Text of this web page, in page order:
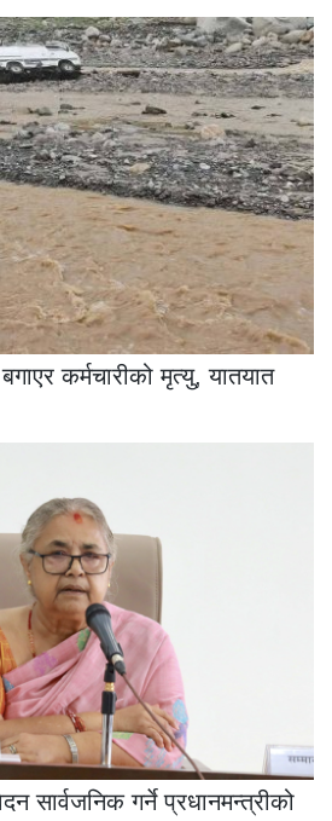
बगाएर कर्मचारीको मृत्यु, यातयात
सार्वजनिक गर्ने प्रधानमन्त्रीको